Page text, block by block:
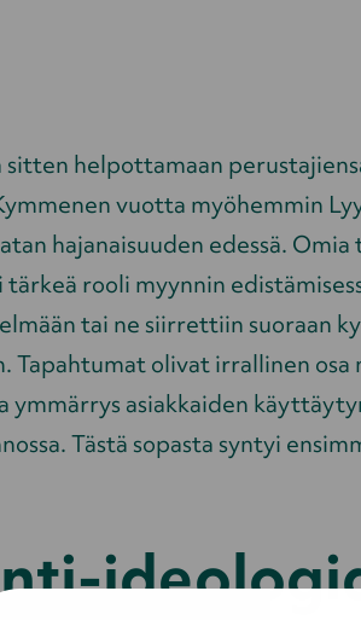
helpottamaan
vuotta myöhemmin
hajanaisuuden edessä.
rooli myynnin
tai ne siirrettiin suoraan
Tapahtumat olivat irrallinen osa
ymmärrys asiakkaiden
Tästä sopasta syntyi